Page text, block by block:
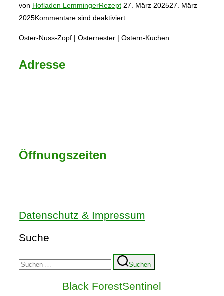
von Hofladen LemmingerRezeptVeröffentlicht
am
27. März 202527. März
2025Kommentare sind deaktiviert
Oster-Nuss-Zopf | Osternester | Ostern-Kuchen
Adresse
Öffnungszeiten
Datenschutz & Impressum
Suche
Suchen
nach:
Suchen
Black ForestSentinel